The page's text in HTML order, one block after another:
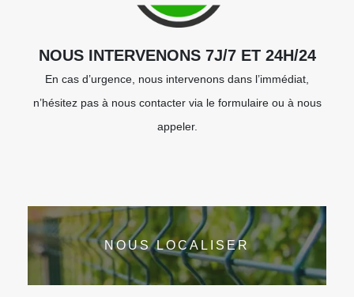
NOUS INTERVENONS 7J/7 ET 24H/24
En cas d’urgence, nous intervenons dans l’immédiat,
n’hésitez pas à nous contacter via le formulaire ou à nous
appeler.
NOUS LOCALISER